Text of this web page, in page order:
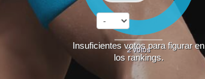
2votos
Insuficientes votos para figurar en
los rankings.